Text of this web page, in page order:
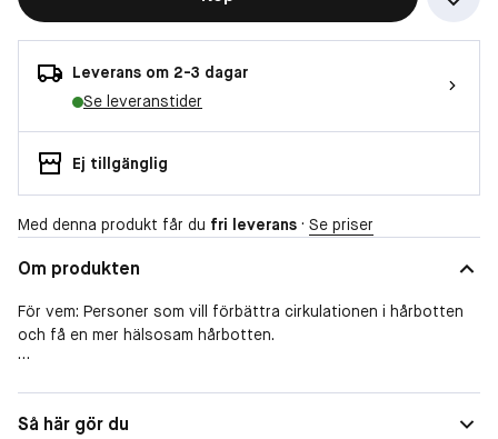
Leverans om 2-3 dagar
Se leveranstider
Ej tillgänglig
Med denna produkt får du fri leverans · Se priser
Om produkten
För vem: Personer som vill förbättra cirkulationen i hårbotten
och få en mer hälsosam hårbotten.
hårbotten eller i kombination med schampo, olja eller
Så här gör du